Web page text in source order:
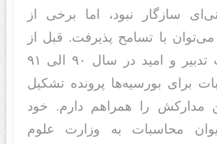
سازگار نبود، اما برخی از
می‌توان با تسامح پذیرفت. قبل از
تشکیل دولت تدبیر و امید در سال ٩٠ الی ٩١
برای بورسیه‌ها پرونده تشکیل
مدارکش‌ را همراهم دارم. خود
محاسبات به وزارت علوم